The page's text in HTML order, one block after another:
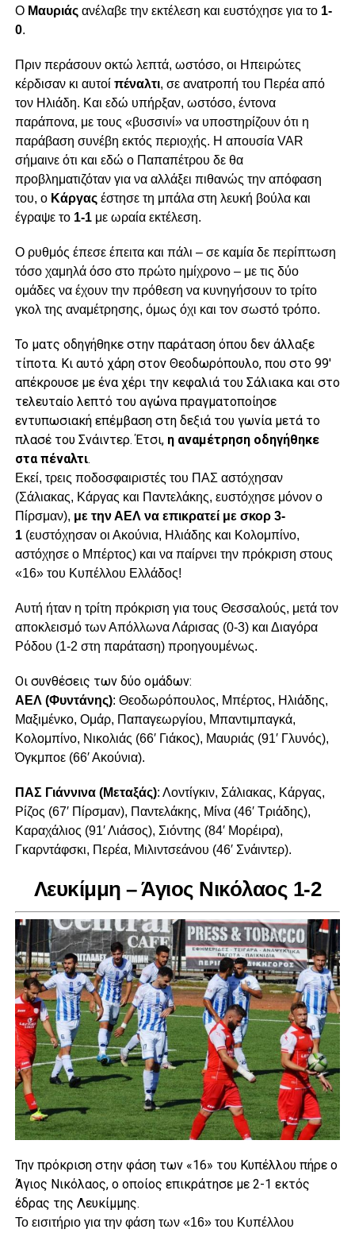
Ο Μαυριάςανέλαβε την εκτέλεση και ευστόχησε για το 1-
0.
Πριν περάσουν οκτώ λεπτά, ωστόσο, οι Ηπειρώτες
κέρδισαν κι αυτοί πέναλτι, σε ανατροπή του Περέα από
τον Ηλιάδη. Και εδώ υπήρξαν, ωστόσο, έντονα
παράπονα, με τους «βυσσινί» να υποστηρίζουν ότι η
παράβαση συνέβη εκτός περιοχής. Η απουσία VAR
σήμαινε ότι και εδώ ο Παπαπέτρου δε θα
προβληματιζόταν για να αλλάξει πιθανώς την απόφαση
του, ο Κάργας έστησε τη μπάλα στη λευκή βούλα και
έγραψε το 1-1με ωραία εκτέλεση.
Ο ρυθμός έπεσε έπειτα και πάλι – σε καμία δε περίπτωση
τόσο χαμηλά όσο στο πρώτο ημίχρονο – με τις δύο
ομάδες να έχουν την πρόθεση να κυνηγήσουν το τρίτο
γκολ της αναμέτρησης, όμως όχι και τον σωστό τρόπο.
Το ματς οδηγήθηκε στην παράταση όπου δεν άλλαξε
τίποτα. Κι αυτό χάρη στον Θεοδωρόπουλο, που στο 99′
απέκρουσε με ένα χέρι την κεφαλιά του Σάλιακα και στο
τελευταίο λεπτό του αγώνα πραγματοποίησε
εντυπωσιακή επέμβαση στη δεξιά του γωνία μετά το
πλασέ του Σνάιντερ. Έτσι, η αναμέτρηση οδηγήθηκε
στα πέναλτι.
Εκεί, τρεις ποδοσφαιριστές του ΠΑΣ αστόχησαν
(Σάλιακας, Κάργας και Παντελάκης, ευστόχησε μόνον ο
Πίρσμαν), με την ΑΕΛ να επικρατεί με σκορ 3-
1 (ευστόχησαν οι Ακούνια, Ηλιάδης και Κολομπίνο,
αστόχησε ο Μπέρτος) και να παίρνει την πρόκριση στους
«16» του Κυπέλλου Ελλάδος!
Αυτή ήταν η τρίτη πρόκριση για τους Θεσσαλούς, μετά τον
αποκλεισμό των Απόλλωνα Λάρισας (0-3) και Διαγόρα
Ρόδου (1-2 στη παράταση) προηγουμένως.
Οι συνθέσεις των δύο ομάδων:
ΑΕΛ (Φυντάνης): Θεοδωρόπουλος, Μπέρτος, Ηλιάδης,
Μαξιμένκο, Ομάρ, Παπαγεωργίου, Μπαντιμπαγκά,
Κολομπίνο, Νικολιάς (66′ Γιάκος), Μαυριάς (91′ Γλυνός),
Όγκμποε (66′ Ακούνια).
ΠΑΣ Γιάννινα (Μεταξάς): Λοντίγκιν, Σάλιακας, Κάργας,
Ρίζος (67′ Πίρσμαν), Παντελάκης, Μίνα (46′ Τριάδης),
Καραχάλιος (91′ Λιάσος), Σιόντης (84′ Μορέιρα),
Γκαρντάφσκι, Περέα, Μιλιντσεάνου (46′ Σνάιντερ).
Λευκίμμη – Άγιος Νικόλαος 1-2
Την πρόκριση στην φάση των «16» του Κυπέλλου πήρε ο
Άγιος Νικόλαος, ο οποίος επικράτησε με 2-1 εκτός
έδρας της Λευκίμμης.
Το εισιτήριο για την φάση των «16» του Κυπέλλου